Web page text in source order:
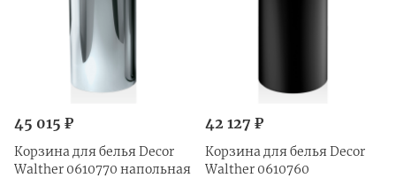
45 015 ₽
Корзина для белья Decor
Walther 0610770 напольная
42 127 ₽
Корзина для белья Decor
Walther 0610760